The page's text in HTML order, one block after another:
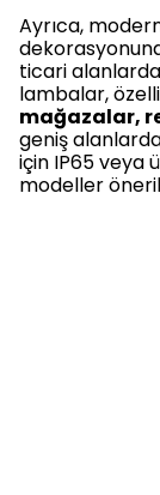
Ayrıca,
ticari
lambalar,
mağazalar,
geniş
için IP65 veya
modeller